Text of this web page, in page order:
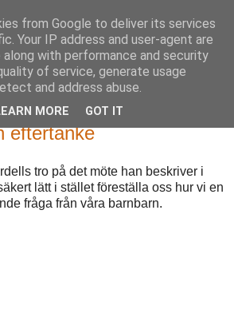
eftertanke
tro på det möte han beskriver i
lätt i stället föreställa oss hur vi en
fråga från våra barnbarn.
from Google to deliver its services
Your IP address and user-agent are
along with performance and security
of service, generate usage
and address abuse.
MORE GOT IT